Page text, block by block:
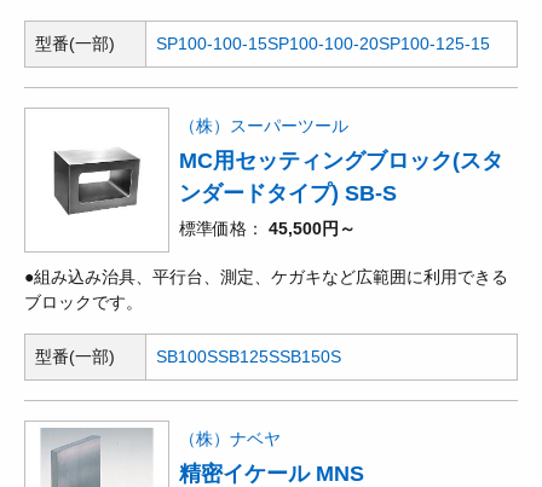
型番(一部) SP100-100-15SP100-100-20SP100-125-15
（株）スーパーツール
MC用セッティングブロック(スタ
ンダードタイプ) SB-S
標準価格 45,500円～
●組み込み治具、平行台、測定、ケガキなど広範囲に利用できる
ブロックです。
型番(一部) SB100SSB125SSB150S
（株）ナベヤ
精密イケール MNS